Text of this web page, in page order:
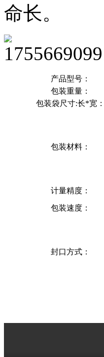
命长。
产品型号：
包装重量：
包装袋尺寸:长*宽：
包装材料：
计量精度：
包装速度：
封口方式：